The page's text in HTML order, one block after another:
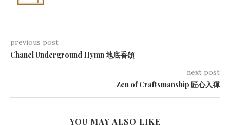
previous post
Chanel Underground Hymn 地底香頌
next post
Zen of Craftsmanship 匠心入禪
YOU MAY ALSO LIKE